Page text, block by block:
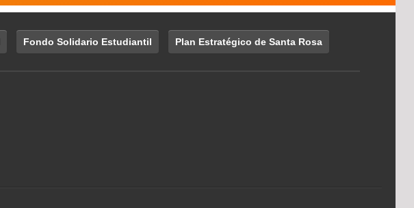
Fondo Solidario Estudiantil Plan Estratégico de Santa Rosa